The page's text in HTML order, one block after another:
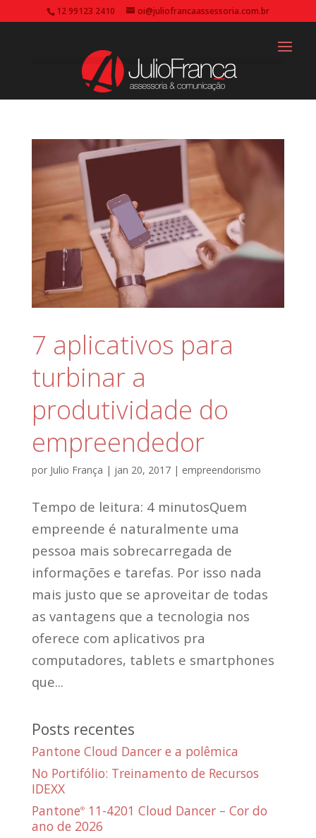
12 99123 2410 oi@juliofrancaassessoria.com.br
7 aplicativos para
turbinar a
produtividade do
empreendedor
por Julio França | jan 20, 2017| empreendorismo
Tempo de leitura: 4 minutosQuem
empreende é naturalmente uma
pessoa mais sobrecarregada de
informações e tarefas. Por isso nada
mais justo que se aproveitar de todas
as vantagens que a tecnologia nos
oferece com aplicativos pra
computadores, tablets e smartphones
que...
Posts recentes
Pantone Cloud Dancer e a polêmica
No Portifólio: Treinamento de Recursos
IDEXX
Pantone®11-4201 Cloud Dancer – Cor do
ano de 2026